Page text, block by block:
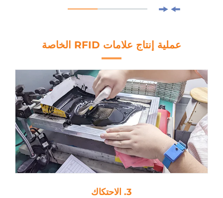
عملية إنتاج علامات RFID الخاصة
3. الاحتكاك